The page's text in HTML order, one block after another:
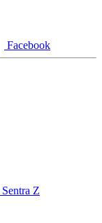
Facebook
Sentra Z